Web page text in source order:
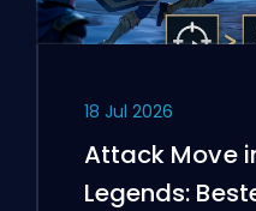
18 Jul 2026
Attack Move
Legends: